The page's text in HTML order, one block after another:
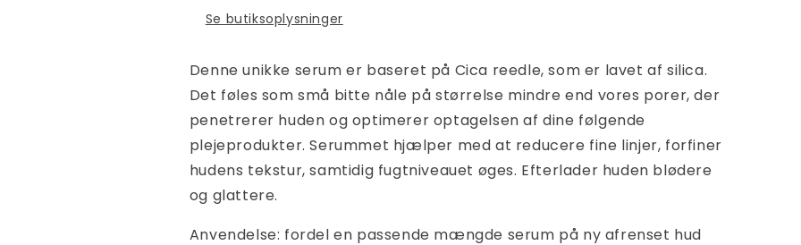
Se butiksoplysninger
Denne unikke serum er baseret på Cica reedle, som er lavet af silica.
Det føles som små bitte nåle på størrelse mindre end vores porer, der
penetrerer huden og optimerer optagelsen af dine følgende
plejeprodukter. Serummet hjælper med at reducere fine linjer, forfiner
hudens tekstur, samtidig fugtniveauet øges. Efterlader huden blødere
og glattere.
Anvendelse: fordel en passende mængde serum på ny afrenset hud